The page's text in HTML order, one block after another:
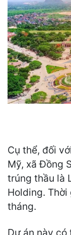
Cụ thể, đối
Mỹ, xã Đồng
trúng thầu là
Holding.
tháng.